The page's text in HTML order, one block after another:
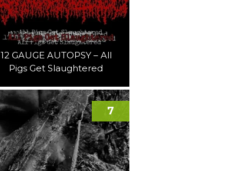
12 GAUGE AUTOPSY – All
Pigs Get Slaughtered
7